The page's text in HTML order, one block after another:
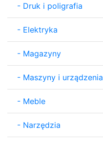
- Druk i poligrafia
- Elektryka
- Magazyny
- Maszyny i urządzenia
- Meble
- Narzędzia